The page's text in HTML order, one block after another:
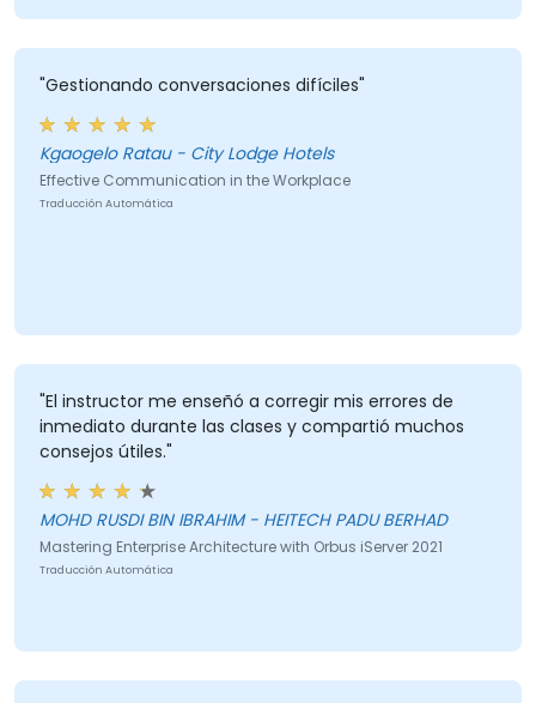
"Gestionando conversaciones difíciles"
Kgaogelo Ratau - City Lodge Hotels
Effective Communication in the Workplace
Traducción Automática
"El instructor me enseñó a corregir mis errores de
inmediato durante las clases y compartió muchos
consejos útiles."
MOHD RUSDI BIN IBRAHIM - HEITECH PADU BERHAD
Mastering Enterprise Architecture with Orbus iServer 2021
Traducción Automática